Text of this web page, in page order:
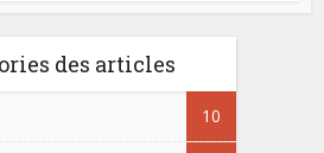
des articles
10